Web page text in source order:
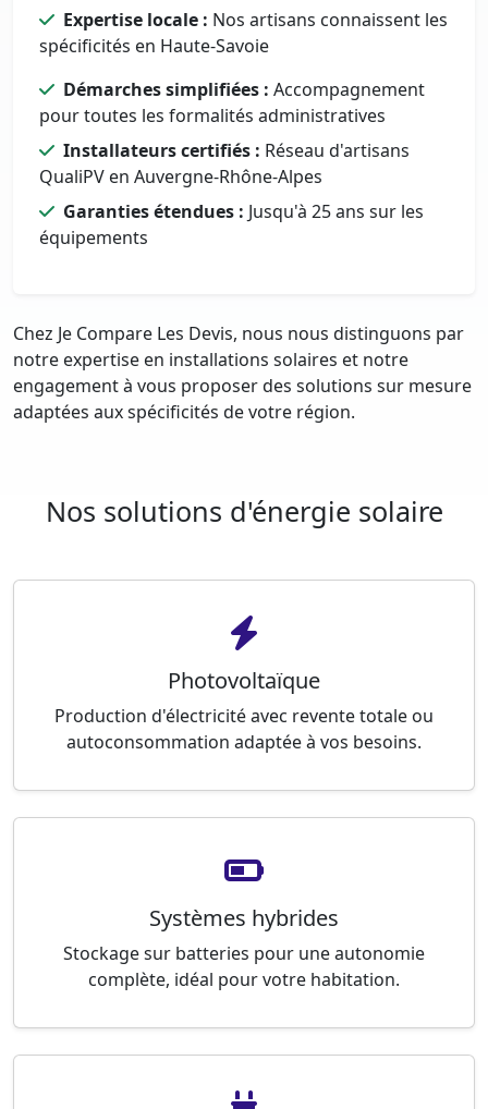
Expertise locale : Nos artisans connaissent les
spécificités en Haute-Savoie
Démarches simplifiées : Accompagnement
pour toutes les formalités administratives
Installateurs certifiés : Réseau d'artisans
QualiPV en Auvergne-Rhône-Alpes
Garanties étendues : Jusqu'à 25 ans sur les
équipements
Chez Je Compare Les Devis, nous nous distinguons par
notre expertise en installations solaires et notre
engagement à vous proposer des solutions sur mesure
adaptées aux spécificités de votre région.
Nos solutions d'énergie solaire
Photovoltaïque
Production d'électricité avec revente totale ou
autoconsommation adaptée à vos besoins.
Systèmes hybrides
Stockage sur batteries pour une autonomie
complète, idéal pour votre habitation.